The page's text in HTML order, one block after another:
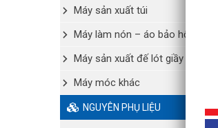
Máy sản xuất túi
Máy làm nón – áo bảo hộ y tế
Máy sản xuất đế lót giầy
Máy móc khác
NGUYÊN PHỤ LIỆU